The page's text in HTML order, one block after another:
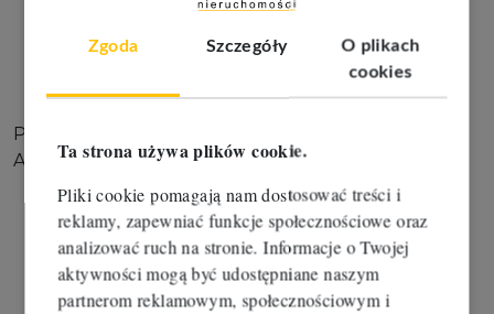
Zgoda Szczegóły
O plikach
cookies
Ta strona używa plików cookie.
Pliki cookie pomagają nam dostosować treści i
reklamy, zapewniać funkcje społecznościowe oraz
analizować ruch na stronie. Informacje o Twojej
aktywności mogą być udostępniane naszym
partnerom reklamowym, społecznościowym i
pylna
ogrzewanie:
pomieszczenia biurowe:
Polecam i zapraszam na prezentację
Aldona Liczbińska: 667 80 69 69